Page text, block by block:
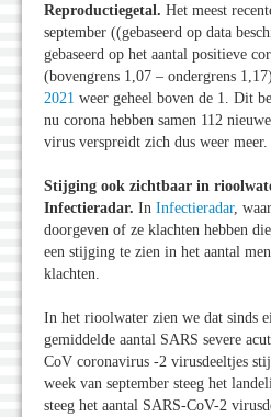
Reproductiegetal. Het meest
september ((gebaseerd op data
gebaseerd op het aantal positieve
(bovengrens 1,07 – ondergrens 1,17)
2021 weer geheel boven de 1. Dit
nu corona hebben samen 112
virus verspreidt zich dus weer meer.
Stijging ook zichtbaar in
Infectieradar. In Infectieradar,
doorgeven of ze klachten hebben
een stijging te zien in het aantal
klachten.
In het rioolwater zien we dat sinds
gemiddelde aantal SARS severe
CoV coronavirus -2 virusdeeltjes
week van september steeg het
steeg het aantal SARS-CoV-2